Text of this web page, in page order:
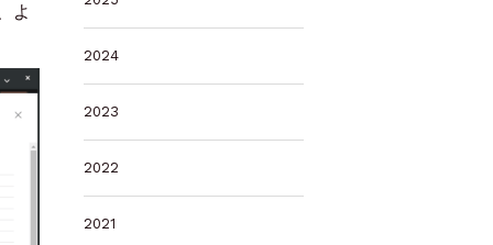
よ
2024
2023
2022
2021